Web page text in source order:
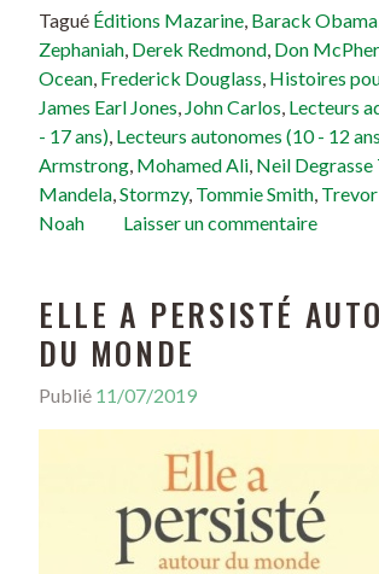
Tagué Éditions Mazarine, Barack Obama
Zephaniah, Derek Redmond, Don
Ocean, Frederick Douglass, Histoires
James Earl Jones, John Carlos, Lecteurs
- 17 ans), Lecteurs autonomes (10 - 12
Armstrong, Mohamed Ali, Neil Degrasse
Mandela,Stormzy, Tommie Smith, Trevor
Noah
Laisser un commentaire
ELLE A PERSISTÉ
DU MONDE
Publié 11/07/2019